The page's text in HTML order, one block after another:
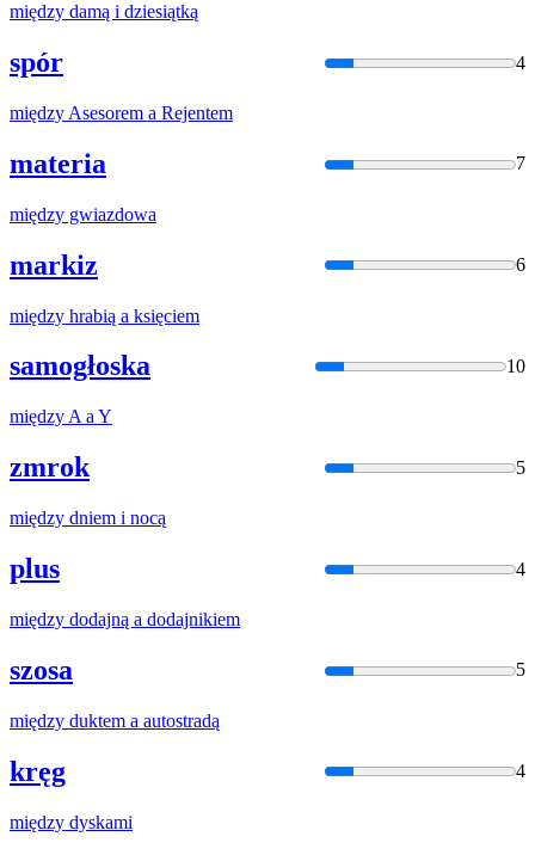
między damą i dziesiątką
spór 4
między Asesorem a Rejentem
materia 7
między gwiazdowa
markiz 6
między hrabią a księciem
samogłoska 10
między A a Y
zmrok 5
między dniem i nocą
plus 4
między dodajną a dodajnikiem
szosa 5
między duktem a autostradą
kręg 4
między dyskami